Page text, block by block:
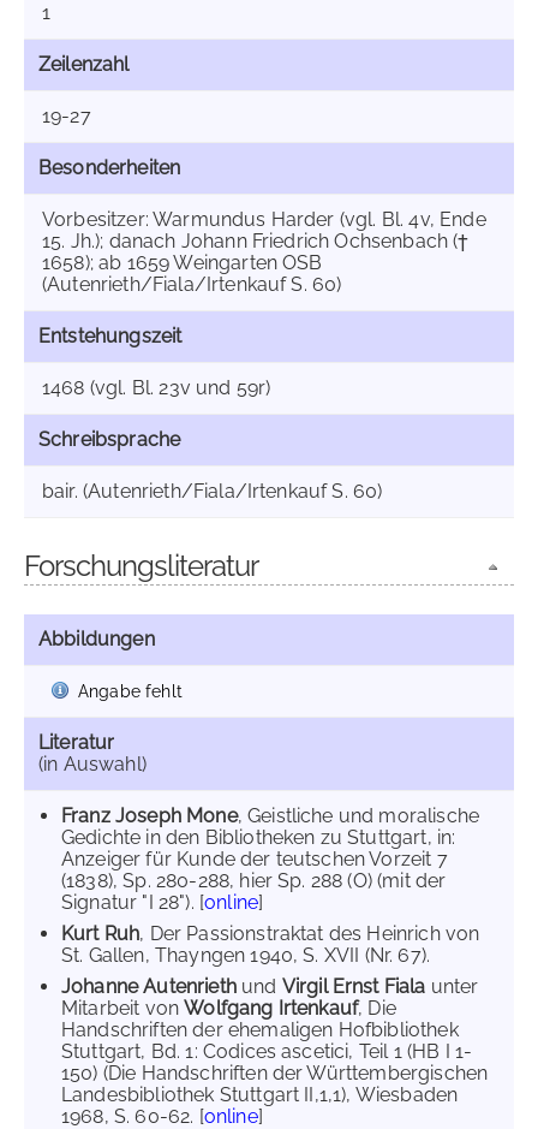
1
Zeilenzahl
19-27
Besonderheiten
Vorbesitzer: Warmundus Harder (vgl. Bl. 4v, Ende
15. Jh.); danach Johann Friedrich Ochsenbach (†
1658); ab 1659 Weingarten OSB
(Autenrieth/Fiala/Irtenkauf S. 60)
Entstehungszeit
1468 (vgl. Bl. 23v und 59r)
Schreibsprache
bair. (Autenrieth/Fiala/Irtenkauf S. 60)
Forschungsliteratur
Abbildungen
Angabe fehlt
Literatur
(in Auswahl)
Franz Joseph Mone, Geistliche und moralische
Gedichte in den Bibliotheken zu Stuttgart, in:
Anzeiger für Kunde der teutschen Vorzeit 7
(1838), Sp. 280-288, hier Sp. 288 (O) (mit der
Signatur "I 28"). [online]
Kurt Ruh, Der Passionstraktat des Heinrich von
St. Gallen, Thayngen 1940, S. XVII (Nr. 67).
Johanne Autenriethund Virgil Ernst Fiala unter
Mitarbeit vonWolfgang Irtenkauf, Die
Handschriften der ehemaligen Hofbibliothek
Stuttgart, Bd. 1: Codices ascetici, Teil 1 (HB I 1-
150) (Die Handschriften der Württembergischen
Landesbibliothek Stuttgart II,1,1), Wiesbaden
1968, S. 60-62. [online]